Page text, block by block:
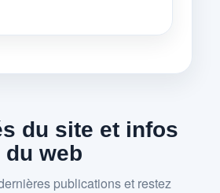
du site et infos
du web
publications et restez